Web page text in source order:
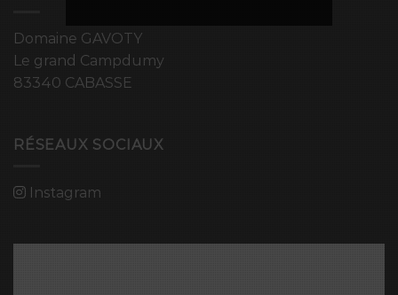
Domaine GAVOTY
Le grand Campdumy
83340 CABASSE
RÉSEAUX SOCIAUX
Instagram